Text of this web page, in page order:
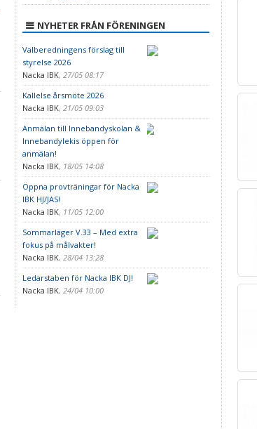
NYHETER FRÅN FÖRENINGEN
Valberedningens förslag till
styrelse 2026
Nacka IBK, 27/05 08:17
Kallelse årsmöte 2026
Nacka IBK, 21/05 09:03
Anmälan till Innebandyskolan &
Innebandylekis öppen för
anmälan!
Nacka IBK, 18/05 14:08
Öppna provträningar för Nacka
IBK HJ/JAS!
Nacka IBK, 11/05 12:00
Sommarläger V.33 – Med extra
fokus på målvakter!
Nacka IBK, 28/04 13:28
Ledarstaben för Nacka IBK DJ!
Nacka IBK, 24/04 10:00